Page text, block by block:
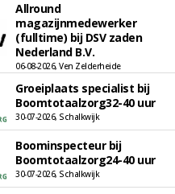
Allround
magazijnmedewerker
(fulltime) bij DSV zaden
Nederland B.V.
06-08-2026, Ven Zelderheide
Groeiplaats specialist bij
Boomtotaalzorg32-40 uur
30-07-2026, Schalkwijk
Boominspecteur bij
Boomtotaalzorg24-40 uur
30-07-2026, Schalkwijk